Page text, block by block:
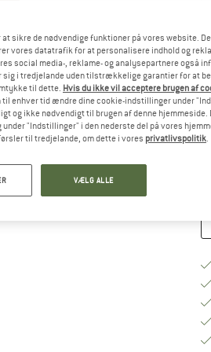
sikre de nødvendige funktioner på vores website.
vores datatrafik for at personalisere indhold og
social media-, reklame- og analysepartnere også
i tredjelande uden tilstrækkelige garantier for at
til dette. Hvis du ikke vil acceptere brugen af
til enhver tid ændre dine cookie-indstillinger under
og ikke nødvendigt til brugen af denne hjemmeside.
"Indstillinger" i den nederste del på vores
til tredjelande, om dette i vores privatlivspolitik.
VÆLG ALLE